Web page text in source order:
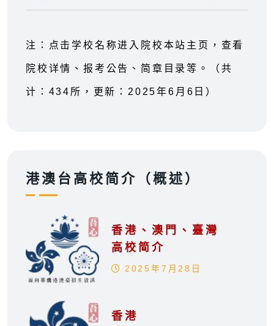
注：点击学校名称进入院校本站主页，查看
院校详情、报考公告、简章目录等。（共
计：434所，更新：2025年6月6日）
港澳台高校简介（概述）
香港、澳門、臺灣
高校简介
2025年7月28日
香港